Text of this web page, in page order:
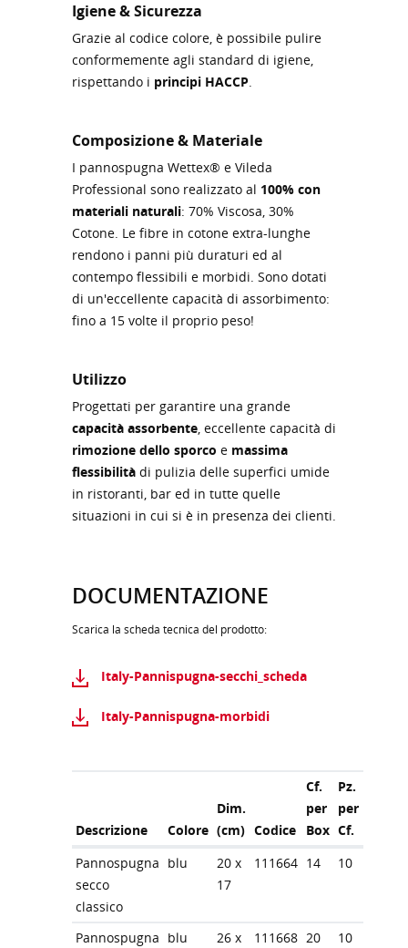
Igiene & Sicurezza
Grazie al codice colore, è possibile pulire
conformemente agli standard di igiene,
rispettando i principi HACCP
Composizione & Materiale
I pannospugna Wettex® e Vileda
Professional sono realizzato al 100% con
materiali naturali: 70% Viscosa, 30%
Cotone. Le fibre in cotone extra-lunghe
rendono i panni più duraturi ed al
contempo flessibili e morbidi. Sono dotati
di un'eccellente capacità di assorbimento:
fino a 15 volte il proprio peso!
Utilizzo
Progettati per garantire una grande
capacità assorbente , eccellente capacità di
rimozione dello sporco e massima
flessibilità di pulizia delle superfici umide
in ristoranti, bar ed in tutte quelle
situazioni in cui si è in presenza dei clienti.
DOCUMENTAZIONE
Scarica la scheda tecnica del prodotto:
Italy-Pannispugna-secchi_scheda
Italy-Pannispugna-morbidi
Descrizione Colore
Dim.
(cm) Codice
Cf.
per
Box
Pz.
per
Cf.
Pannospugna
secco
classico
blu
20 x
17
111664 14 10
Pannospugna blu 26 x 111668 20 10